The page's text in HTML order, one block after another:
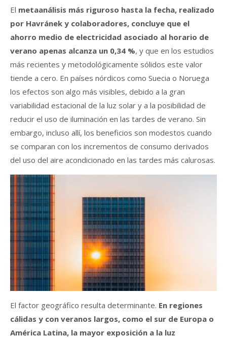
El metaanálisis más riguroso hasta la fecha, realizado
por Havránek y colaboradores, concluye que el
ahorro medio de electricidad asociado al horario de
verano apenas alcanza un 0,34 %, y que en los estudios
más recientes y metodológicamente sólidos este valor
tiende a cero. En países nórdicos como Suecia o Noruega
los efectos son algo más visibles, debido a la gran
variabilidad estacional de la luz solar y a la posibilidad de
reducir el uso de iluminación en las tardes de verano. Sin
embargo, incluso allí, los beneficios son modestos cuando
se comparan con los incrementos de consumo derivados
del uso del aire acondicionado en las tardes más calurosas.
El factor geográfico resulta determinante. En regiones
cálidas y con veranos largos, como el sur de Europa o
América Latina, la mayor exposición a la luz